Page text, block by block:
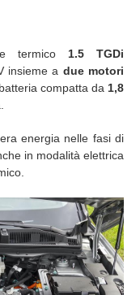
termico1.5 TGDi
insieme a due motori
compatta da 1,8
energia nelle fasi di
in modalità elettrica